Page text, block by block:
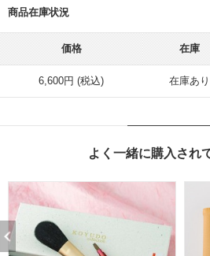
商品在庫状況
価格 在庫
6,600円 (税込) 在庫あり
よく一緒に購入され